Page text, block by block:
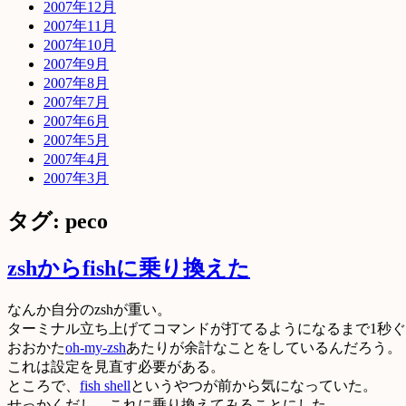
2007年12月
2007年11月
2007年10月
2007年9月
2007年8月
2007年7月
2007年6月
2007年5月
2007年4月
2007年3月
タグ: peco
zshからfishに乗り換えた
なんか自分のzshが重い。
ターミナル立ち上げてコマンドが打てるようになるまで1秒ぐ
おおかたoh-my-zshあたりが余計なことをしているんだろう。
これは設定を見直す必要がある。
ところで、 fish shellというやつが前から気になっていた。